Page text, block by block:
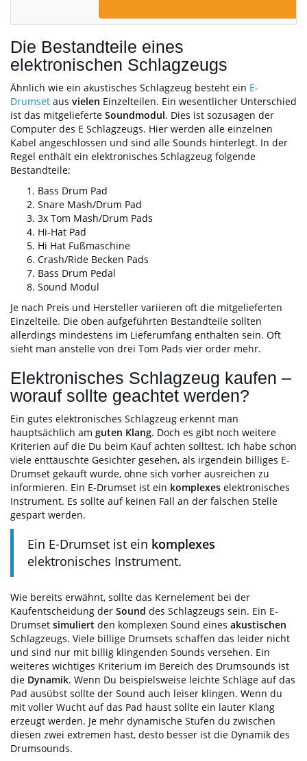
Die Bestandteile eines
elektronischen Schlagzeugs
Ähnlich wie ein akustisches Schlagzeug besteht ein E-
Drumset aus vielen Einzelteilen. Ein wesentlicher Unterschied
ist das mitgelieferte Soundmodul. Dies ist sozusagen der
Computer des E Schlagzeugs. Hier werden alle einzelnen
Kabel angeschlossen und sind alle Sounds hinterlegt. In der
Regel enthält ein elektronisches Schlagzeug folgende
Bestandteile:
Bass Drum Pad
Snare Mash/Drum Pad
3x Tom Mash/Drum Pads
Hi-Hat Pad
Hi Hat Fußmaschine
Crash/Ride Becken Pads
Bass Drum Pedal
Sound Modul
Je nach Preis und Hersteller variieren oft die mitgelieferten
Einzelteile. Die oben aufgeführten Bestandteile sollten
allerdings mindestens im Lieferumfang enthalten sein. Oft
sieht man anstelle von drei Tom Pads vier order mehr.
Elektronisches Schlagzeug kaufen –
worauf sollte geachtet werden?
Ein gutes elektronisches Schlagzeug erkennt man
hauptsächlich am guten Klang. Doch es gibt noch weitere
Kriterien auf die Du beim Kauf achten solltest. Ich habe schon
viele enttäuschte Gesichter gesehen, als irgendein billiges E-
Drumset gekauft wurde, ohne sich vorher ausreichen zu
informieren. Ein E-Drumset ist ein komplexes elektronisches
Instrument. Es sollte auf keinen Fall an der falschen Stelle
gespart werden.
Ein E-Drumset ist ein komplexes
elektronisches Instrument.
Wie bereits erwähnt, sollte das Kernelement bei der
Kaufentscheidung der Sound des Schlagzeugs sein. Ein E-
Drumset simuliert den komplexen Sound eines akustischen
Schlagzeugs. Viele billige Drumsets schaffen das leider nicht
und sind nur mit billig klingenden Sounds versehen. Ein
weiteres wichtiges Kriterium im Bereich des Drumsounds ist
die Dynamik. Wenn Du beispielsweise leichte Schläge auf das
Pad ausübst sollte der Sound auch leiser klingen. Wenn du
mit voller Wucht auf das Pad haust sollte ein lauter Klang
erzeugt werden. Je mehr dynamische Stufen du zwischen
diesen zwei extremen hast, desto besser ist die Dynamik des
Drumsounds.